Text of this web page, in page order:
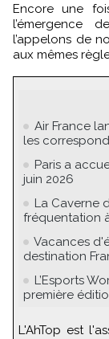
Encore une
l’émergence
l’appelons de
aux mêmes
Air France
les
Paris a
juin 2026
La Caverne
fréquentation
Vacances
destination
L’Esports
première
L'AhTop est l'association qui représente les acteurs de